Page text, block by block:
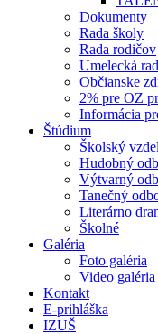
Dokumenty
Rada školy
Rada rodičov
Umelecká
Občianske
2% pre OZ
Informácia
Štúdium
Školský
Hudobný
Výtvarný
Tanečný
Literárno
Školné
Galéria
Foto galéria
Video galéria
Kontakt
E-prihláška
IZUŠ